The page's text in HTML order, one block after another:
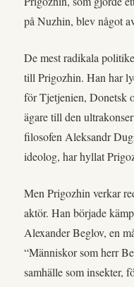
på Nuzhin, blev något
De mest radikala
till Prigozhin. Han har
för Tjetjenien, Donetsk
ägare till den
filosofen Aleksandr
ideolog, har hyllat
Men Prigozhin verkar
aktör. Han började
Alexander Beglov, en
“Människor som herr
samhälle som insekter,